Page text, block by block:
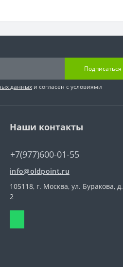
Подписаться
данных и согласен с условиями
Наши контакты
+7(977)600-01-55
info@oldpoint.ru
105118, г. Москва, ул. Буракова, д.
2